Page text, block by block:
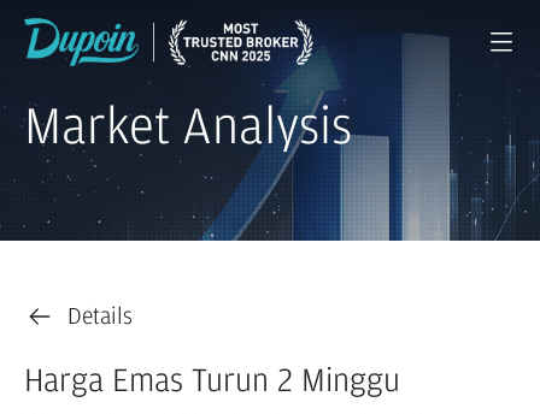
Market Analysis
Details
Harga Emas Turun 2 Minggu